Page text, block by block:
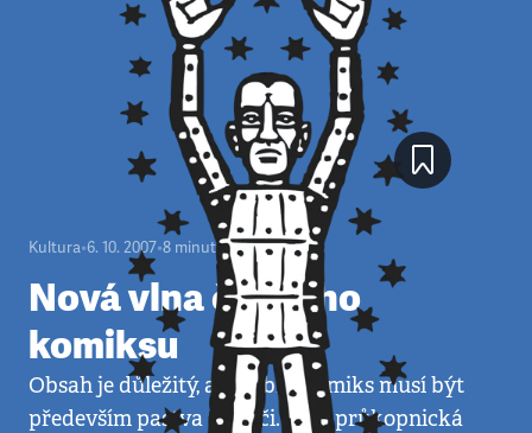
Kultura•6. 10. 2007•8 minut
Nová vlna českého
komiksu
Obsah je důležitý, ale dobrý komiks musí být
především pastva pro oči. Je to průkopnická